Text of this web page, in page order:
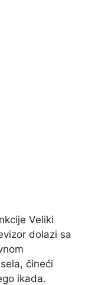
Veliki
dolazi sa
čineći
ikada.